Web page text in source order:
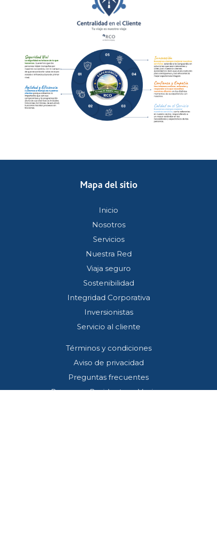
Mapa del sitio
Inicio
Nosotros
Servicios
Nuestra Red
Viaja seguro
Sostenibilidad
Integridad Corporativa
Inversionistas
Servicio al cliente
Términos y condiciones
Aviso de privacidad
Preguntas frecuentes
Programa Residentes y Vecinos